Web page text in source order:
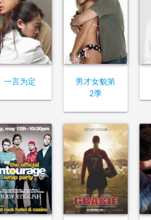
一言为定
男才女貌第
2季